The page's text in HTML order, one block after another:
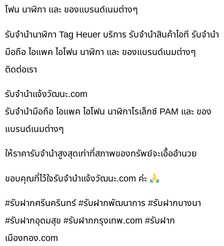
โฟน นาฬิกา และ ของแบรนด์เนมต่างๆ
รับจำนำนาฬิกา Tag Heuer บริการ รับจำนำสินค้าไอที รับจำนำ
มือถือ ไอแพค ไอโฟน นาฬิกา และ ของแบรนด์เนมต่างๆ
ติดต่อเรา
รับจํานําแจ้งวัฒนะ.com
รับจำนำมือถือ ไอแพค ไอโฟน นาฬิกาโรเล็กซ์ PAM และ ของ
แบรนด์เนมต่างๆ
ให้ราคารับจำนำสูงสุดเท่าที่สภาพของทรัพย์จะเอื้ออำนวย
ขอบคุณที่ไว้ใจรับจำนำแจ้งวัฒนะ.com ค่ะ
#รับฝากศรีนครินทร์ #รับฝากพัฒนาการ #รับฝากบางนา
#รับฝากอุดมสุข #รับฝากกรุงเทพ.com #รับฝาก
เมืองทอง.com